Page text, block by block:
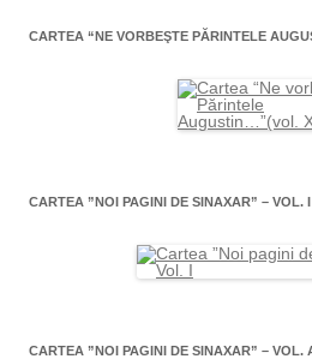
CARTEA “NE VORBEŞTE PĂRINTELE
CARTEA ”NOI PAGINI DE SINAXAR” – VOL. I
CARTEA ”NOI PAGINI DE SINAXAR” – VOL.